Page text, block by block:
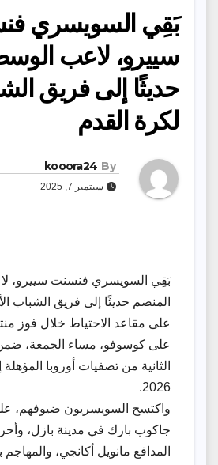
بَقِي السويسري
سييرو، لاعب
حديثًا إلى فريق
لكرة القدم
By
kooora24
سبتمبر 7, 2025
بَقِي السويسري فنسنت سييرو،
المنضم حديثًا إلى فريق الشباب
على كوسوفو، مساء الجمعة،
الثانية من تصفيات أوروبا
2026.
واكتسح السويسريون ضيوفهم،
جاكوب بارك في مدينة بازل،
المدافع مانويل أكانجي، والمهاجم